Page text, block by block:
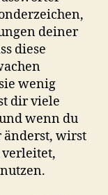
deiner
diese
wenig
dir viele
wenn du
änderst, wirst
verleitet,